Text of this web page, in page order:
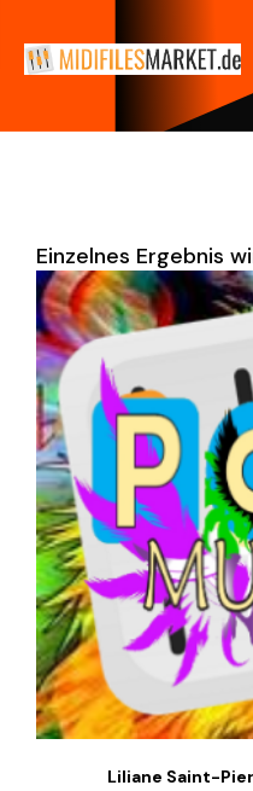
Einzelnes Ergebnis
Liliane Saint-